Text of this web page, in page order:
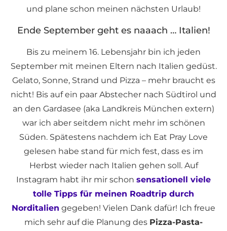
und plane schon meinen nächsten Urlaub!
Ende September geht es naaach … Italien!
Bis zu meinem 16. Lebensjahr bin ich jeden
September mit meinen Eltern nach Italien gedüst.
Gelato, Sonne, Strand und Pizza – mehr braucht es
nicht! Bis auf ein paar Abstecher nach Südtirol und
an den Gardasee (aka Landkreis München extern)
war ich aber seitdem nicht mehr im schönen
Süden. Spätestens nachdem ich Eat Pray Love
gelesen habe stand für mich fest, dass es im
Herbst wieder nach Italien gehen soll. Auf
Instagram habt ihr mir schon sensationell viele
tolle Tipps für meinen Roadtrip durch
Norditalien gegeben! Vielen Dank dafür! Ich freue
mich sehr auf die Planung des Pizza-Pasta-